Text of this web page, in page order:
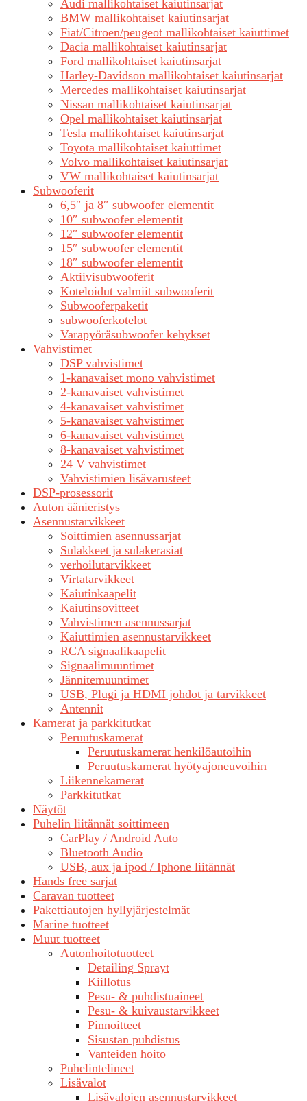
Audi mallikohtaiset kaiutinsarjat
BMW mallikohtaiset kaiutinsarjat
Fiat/Citroen/peugeot mallikohtaiset kaiuttimet
Dacia mallikohtaiset kaiutinsarjat
Ford mallikohtaiset kaiutinsarjat
Harley-Davidson mallikohtaiset kaiutinsarjat
Mercedes mallikohtaiset kaiutinsarjat
Nissan mallikohtaiset kaiutinsarjat
Opel mallikohtaiset kaiutinsarjat
Tesla mallikohtaiset kaiutinsarjat
Toyota mallikohtaiset kaiuttimet
Volvo mallikohtaiset kaiutinsarjat
VW mallikohtaiset kaiutinsarjat
Subwooferit
6,5″ ja 8″ subwoofer elementit
10″ subwoofer elementit
12″ subwoofer elementit
15″ subwoofer elementit
18″ subwoofer elementit
Aktiivisubwooferit
Koteloidut valmiit subwooferit
Subwooferpaketit
subwooferkotelot
Varapyöräsubwoofer kehykset
Vahvistimet
DSP vahvistimet
1-kanavaiset mono vahvistimet
2-kanavaiset vahvistimet
4-kanavaiset vahvistimet
5-kanavaiset vahvistimet
6-kanavaiset vahvistimet
8-kanavaiset vahvistimet
24 V vahvistimet
Vahvistimien lisävarusteet
DSP-prosessorit
Auton äänieristys
Asennustarvikkeet
Soittimien asennussarjat
Sulakkeet ja sulakerasiat
verhoilutarvikkeet
Virtatarvikkeet
Kaiutinkaapelit
Kaiutinsovitteet
Vahvistimen asennussarjat
Kaiuttimien asennustarvikkeet
RCA signaalikaapelit
Signaalimuuntimet
Jännitemuuntimet
USB, Plugi ja HDMI johdot ja tarvikkeet
Antennit
Kamerat ja parkkitutkat
Peruutuskamerat
Peruutuskamerat henkilöautoihin
Peruutuskamerat hyötyajoneuvoihin
Liikennekamerat
Parkkitutkat
Näytöt
Puhelin liitännät soittimeen
CarPlay / Android Auto
Bluetooth Audio
USB, aux ja ipod / Iphone liitännät
Hands free sarjat
Caravan tuotteet
Pakettiautojen hyllyjärjestelmät
Marine tuotteet
Muut tuotteet
Autonhoitotuotteet
Detailing Sprayt
Kiillotus
Pesu- & puhdistuaineet
Pesu- & kuivaustarvikkeet
Pinnoitteet
Sisustan puhdistus
Vanteiden hoito
Puhelintelineet
Lisävalot
Lisävalojen asennustarvikkeet